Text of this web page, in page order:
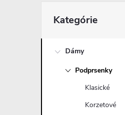
o
kategórie
Kategórie
Dámy
Podprsenky
Klasické
Korzetové